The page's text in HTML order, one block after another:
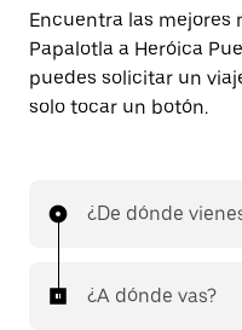
Encuentra las mejores
Papalotla a Heróica
puedes solicitar un
solo tocar un botón.
¿De dónde
¿A dónde vas?